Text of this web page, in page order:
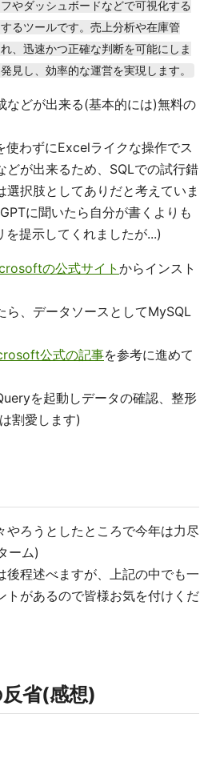
やダッシュボードなどで可視化する
るツールです。売上分析や在庫管
、迅速かつ正確な判断を可能にしま
見し、効率的な運営を実現します。
などが出来る(基本的には)無料の
使わずにExcelライクな操作でス
どが出来るため、SQLでの試行錯
択肢としてありだと考えていま
に聞いたら自分が書くよりも
提示してくれましたが...)
の公式サイト からインスト
ら、データソースとしてMySQL
公式の記事を参考に進めて
を起動しデータの確認、整形
割愛します)
やろうとしたところで今年は力尽
ーム)
後程述べますが、上記の中でも一
トがあるので皆様お気を付けくだ
省(感想)